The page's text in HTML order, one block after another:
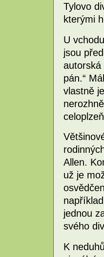
Tylovo
kterými
U
jsou
autorská
pán.“
vlastně
Allen.
už je
jednou
svého
K